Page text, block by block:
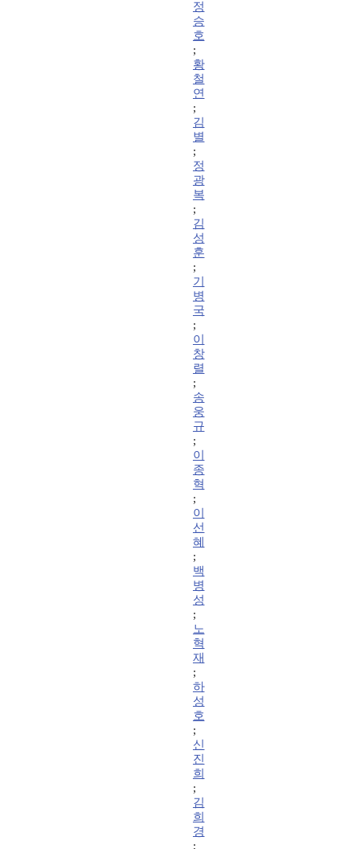
정
승
호
;
황
철
연
;
김
별
;
정
광
복
;
김
성
훈
;
기
병
국
;
이
창
렬
;
송
웅
규
;
이
종
혁
;
이
선
혜
;
백
병
성
;
노
혁
재
;
하
성
호
;
신
진
희
;
김
희
경
;